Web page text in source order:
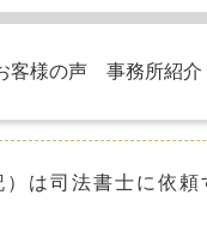
客様の声 事務所紹介
は司法書士に依